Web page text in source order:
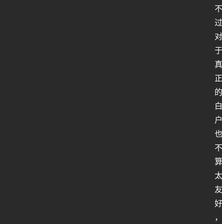
不
过
对
于
真
正
的
白
户
也
不
算
太
友
好
，